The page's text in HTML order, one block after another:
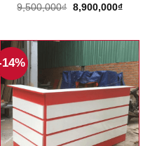
9,500,000₫ Giá
8,900,000₫Giá